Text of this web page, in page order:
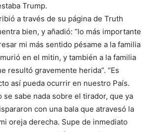
Trump.
a través de su página de Truth
bien, y añadió: “lo más importante
mi más sentido pésame a la familia
en el mitin, y también a la familia
resultó gravemente herida”. “Es
así pueda ocurrir en nuestro País.
se sabe nada sobre el tirador, que ya
con una bala que atravesó la
oreja derecha. Supe de inmediato